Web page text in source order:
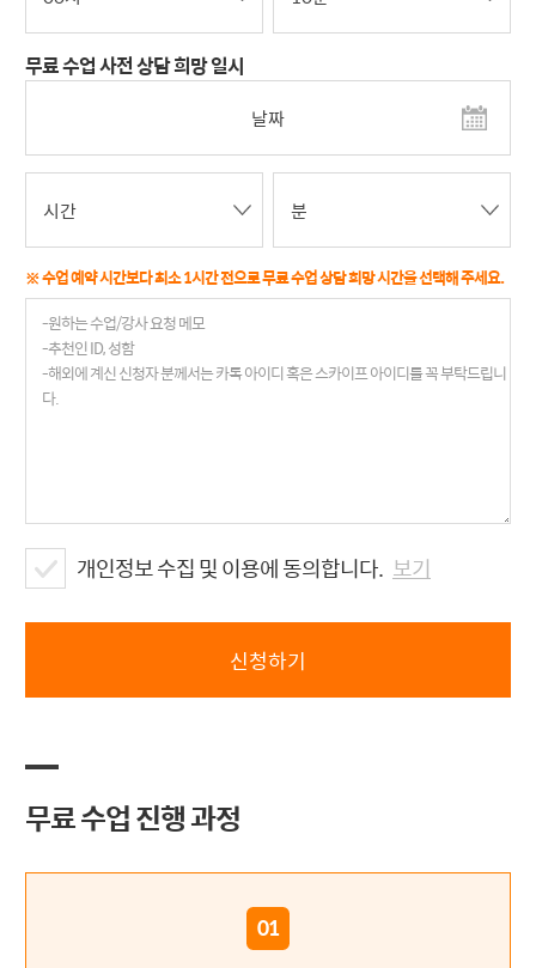
무료 수업 사전 상담 희망 일시
※ 수업 예약 시간보다 최소 1시간 전으로 무료 수업 상담 희망 시간을 선택해 주세요.
-원하는 수업/강사 요청 메모
-추천인 ID, 성함
-해외에 계신 신청자 분께서는 카톡 아이디 혹은 스카이프 아이디를 꼭 부탁드립니
다.
개인정보 수집 및 이용에 동의합니다. 보기
무료 수업 진행 과정
01